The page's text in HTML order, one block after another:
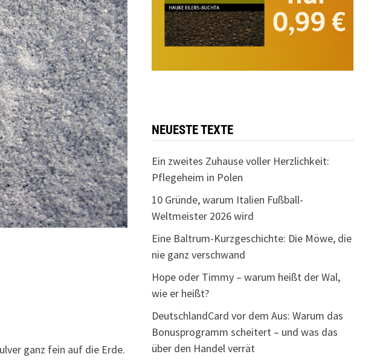
ganz fein auf die Erde.
NEUESTE TEXTE
Ein zweites Zuhause voller Herzlichkeit:
Pflegeheim in Polen
10 Gründe, warum Italien Fußball-
Weltmeister 2026 wird
Eine Baltrum-Kurzgeschichte: Die Möwe, die
nie ganz verschwand
Hope oder Timmy – warum heißt der Wal,
wie er heißt?
DeutschlandCard vor dem Aus: Warum das
Bonusprogramm scheitert – und was das
über den Handel verrät